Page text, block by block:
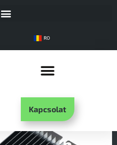
RO
Kapcsolat